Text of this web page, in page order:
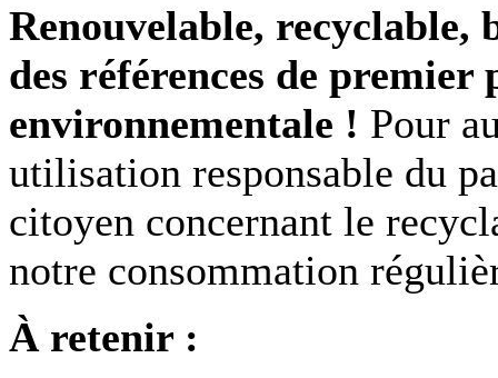
Renouvelable, recyclable,
des références de premier
environnementale ! Pour
utilisation responsable du
citoyen concernant le
notre consommation
À retenir :